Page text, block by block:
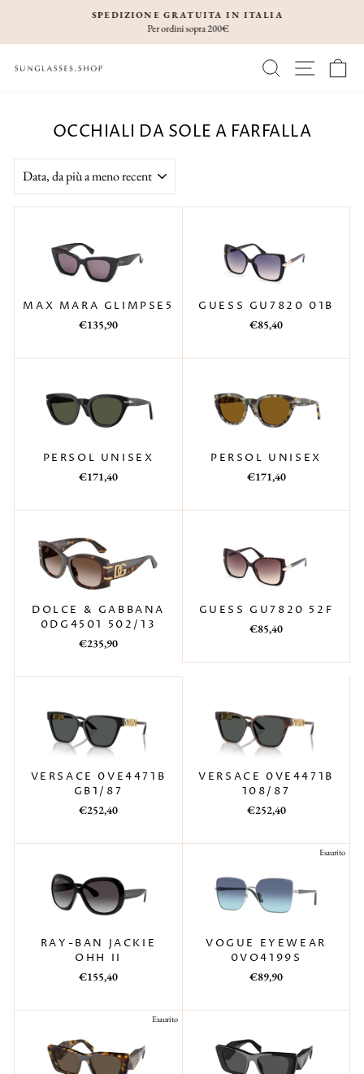
ai
contenuti
Metti
SPEDIZIONE GRATUITA IN ITALIA
Per ordini sopra 200€
CERCA
OCCHIALI DA SOLE A FARFALLA
ORDINA
MAX MARA GLIMPSE5
Prezzo
listino
Prezzo
€135,90
GUESS GU7820 01B
Prezzo
listino
Prezzo
€85,40
PERSOL UNISEX
Prezzo
listino
Prezzo
€171,40
PERSOL UNISEX
Prezzo
listino
Prezzo
€171,40
DOLCE & GABBANA
0DG4501 502/13
Prezzo
listino
Prezzo
€235,90
GUESS GU7820 52F
Prezzo
listino
Prezzo
€85,40
VERSACE 0VE4471B
GB1/87
Prezzo
listino
Prezzo
€252,40
VERSACE 0VE4471B
108/87
Prezzo
listino
Prezzo
€252,40
RAY-BAN JACKIE
OHH II
Prezzo
listino
Prezzo
€155,40
Esaurito
VOGUE EYEWEAR
0VO4199S
Prezzo
listino
Prezzo
€89,90
Esaurito